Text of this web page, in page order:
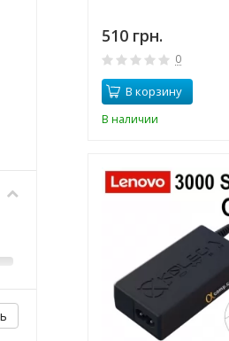
510 грн.
0
В корзину
В наличии